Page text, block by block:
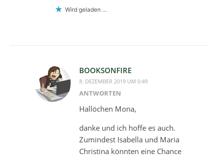
Wird geladen …
BOOKSONFIRE
8. DEZEMBER 2019 UM 0:49
ANTWORTEN
Hallöchen Mona,
danke und ich hoffe es auch.
Zumindest Isabella und Maria
Christina könnten eine Chance